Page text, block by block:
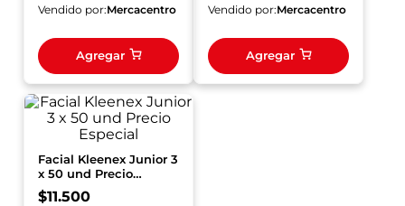
Vendido por:Mercacentro
Agregar
Vendido por:Mercacentro
Agregar
Facial Kleenex Junior 3
x 50 und Precio
Especial
$11.500